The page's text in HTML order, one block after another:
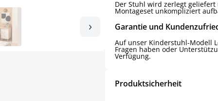
›
Der Stuhl wird zerlegt
Montageset unkompliziert
Garantie und
Auf unser Kinderstuhl-Modell
Fragen haben oder
Verfügung.
Produktsicherheit